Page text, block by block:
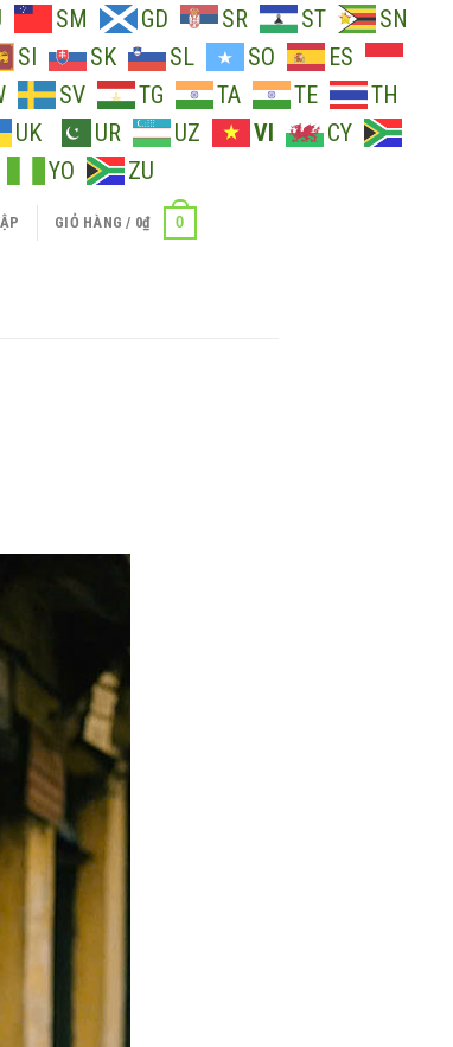
SM GD SR ST
SN
SI SK SL SO
ES
SV TG TA TE
TH
UK UR UZ VI
CY
YO ZU
GIỎ HÀNG / 0₫ 0